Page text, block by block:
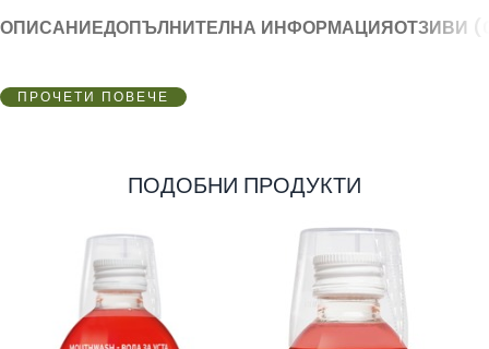
ОПИСАНИЕДОПЪЛНИТЕЛНА ИНФОРМАЦИЯОТЗИВИ
ПРОЧЕТИ ПОВЕЧЕ
ПОДОБНИ ПРОДУКТИ